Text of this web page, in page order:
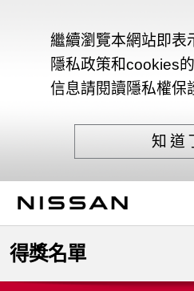
繼續瀏覽本網站即表
隱私政策和cookies
信息請閱讀隱私權保
知道
得獎名單